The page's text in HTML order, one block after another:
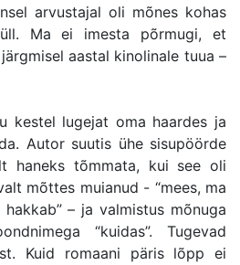
arvustajal oli mõnes kohas
Ma ei imesta põrmugi, et
järgmisel aastal kinolinale tuua –
kestel lugejat oma haardes ja
Autor suutis ühe sisupöörde
haneks tõmmata, kui see oli
mõttes muianud - “mees, ma
– ja valmistus mõnuga
“kuidas”. Tugevad
Kuid romaani päris lõpp ei